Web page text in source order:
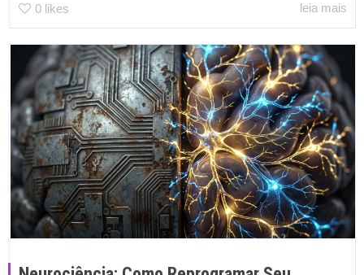
0 likes leia mais